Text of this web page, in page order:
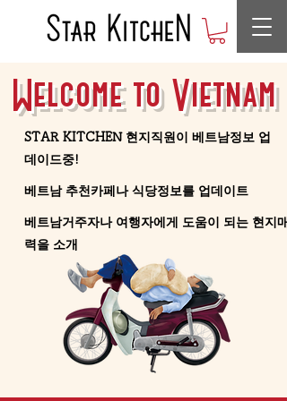
Welcome to Vietnam
STAR KITCHEN 현지직원이 베트남정보 업
데이드중!
베트남 추천카페나 식당정보를 업데이트
베트남거주자나 여행자에게 도움이 되는 현지매
력을 소개